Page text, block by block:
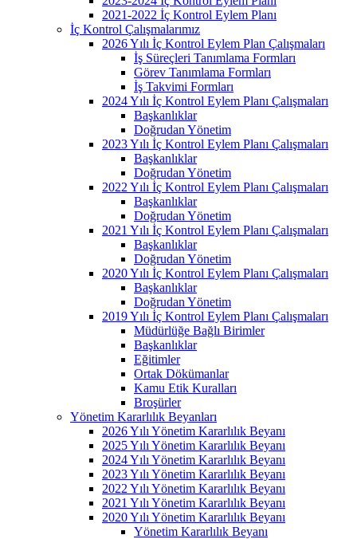
2021-2022 İç Kontrol Eylem Planı
İç Kontrol Çalışmalarımız
2026 Yılı İç Kontrol Eylem Plan Çalışmaları
İş Süreçleri Tanımlama Formları
Görev Tanımlama Formları
İş Takvimi Formları
2024 Yılı İç Kontrol Eylem Planı Çalışmaları
Başkanlıklar
Doğrudan Yönetim
2023 Yılı İç Kontrol Eylem Planı Çalışmaları
Başkanlıklar
Doğrudan Yönetim
2022 Yılı İç Kontrol Eylem Planı Çalışmaları
Başkanlıklar
Doğrudan Yönetim
2021 Yılı İç Kontrol Eylem Planı Çalışmaları
Başkanlıklar
Doğrudan Yönetim
2020 Yılı İç Kontrol Eylem Planı Çalışmaları
Başkanlıklar
Doğrudan Yönetim
2019 Yılı İç Kontrol Eylem Planı Çalışmaları
Müdürlüğe Bağlı Birimler
Başkanlıklar
Eğitimler
Ortak Dökümanlar
Kamu Etik Kuralları
Broşürler
Yönetim Kararlılık Beyanları
2026 Yılı Yönetim Kararlılık Beyanı
2025 Yılı Yönetim Kararlılık Beyanı
2024 Yılı Yönetim Kararlılık Beyanı
2023 Yılı Yönetim Kararlılık Beyanı
2022 Yılı Yönetim Kararlılık Beyanı
2021 Yılı Yönetim Kararlılık Beyanı
2020 Yılı Yönetim Kararlılık Beyanı
Yönetim Kararlılık Beyanı